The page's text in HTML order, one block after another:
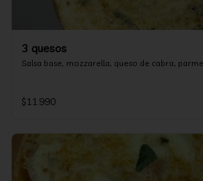
3 quesos
Salsa base, mozzarella, queso de cabra,
$11.990